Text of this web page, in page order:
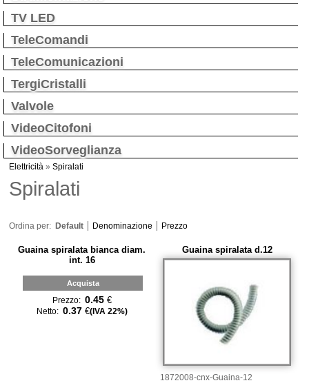
TV LED
TeleComandi
TeleComunicazioni
TergiCristalli
Valvole
VideoCitofoni
VideoSorveglianza
Spiralati
Elettricità »Spiralati
Ordina per: Default Denominazione Prezzo
Guaina spiralata bianca diam.
int. 16
Acquista
Prezzo: 0.45 €
Netto: 0.37 €(IVA 22%)
Guaina spiralata d.12
1872008-cnx-Guaina-12